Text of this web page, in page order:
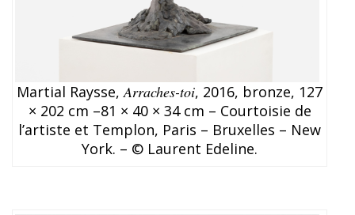
Martial Raysse, Arraches-toi, 2016, bronze, 127
× 202 cm –81 × 40 × 34 cm – Courtoisie de
l’artiste et Templon, Paris – Bruxelles – New
York. – © Laurent Edeline.